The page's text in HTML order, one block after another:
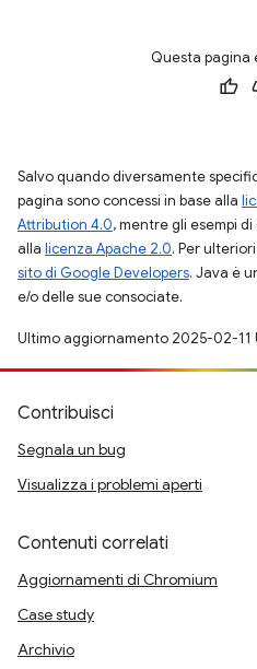
Questa pagina
Salvo quando diversamente
pagina sono concessi in base alla
Attribution 4.0, mentre gli esempi
alla licenza Apache 2.0. Per
sito di Google Developers. Java è
e/o delle sue consociate.
Ultimo aggiornamento 2025-02-11
Contribuisci
Segnala un bug
Visualizza i problemi aperti
Contenuti correlati
Aggiornamenti di Chromium
Case study
Archivio